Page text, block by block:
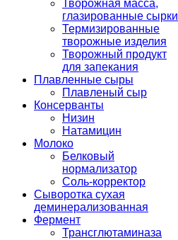
Творожная масса,
глазированные сырки
Термизированные
творожные изделия
Творожный продукт
для запекания
Плавленные сыры
Плавленый сыр
Консерванты
Низин
Натамицин
Молоко
Белковый
нормализатор
Соль-корректор
Сыворотка сухая
деминерализованная
Фермент
Трансглютаминаза